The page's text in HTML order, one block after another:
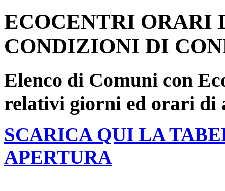
ECOCENTRI ORARI
CONDIZIONI DI
Elenco di Comuni con
relativi giorni ed orari di
SCARICA QUI LA
APERTURA